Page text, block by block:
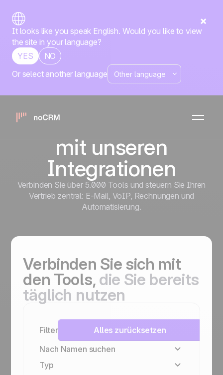
It looks like you speak English. Would you like to view
the site in your language?
YES
NO
Or select another language
Bauen Sie Ihre
eigene
Verkaufsmaschine
mit unseren
Integrationen
Verbinden Sie über 5.000 Tools und steuern Sie Ihren
Vertrieb zentral: E-Mail, VoIP, Rechnungen und
Automatisierung.
Verbinden Sie sich mit
den Tools, die Sie bereits
täglich nutzen
Filter
Alles zurücksetzen
Nach Namen suchen
Typ